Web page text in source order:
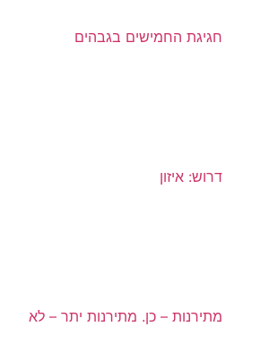
חגיגת החמישים בגבהים
דרוש: איזון
מתירנות – כן. מתירנות יתר – לא